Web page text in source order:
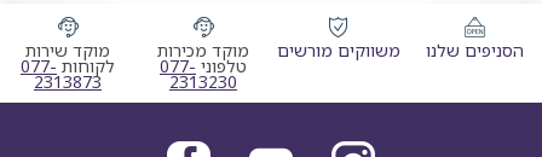
הסניפים שלנו משווקים מורשים מוקד מכירות
טלפונימוקד מכירות טלפוני
077-
2313230
מוקד שירות
לקוחותמוקד
077-
2313873